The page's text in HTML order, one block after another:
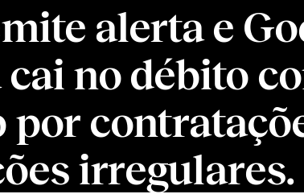
alerta e
no débito
por
irregulares.